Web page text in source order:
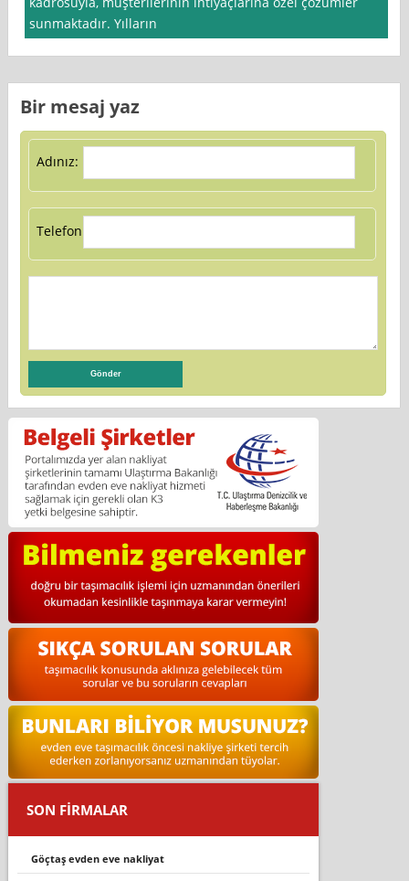
sunmaktadır. Yılların
Bir mesaj yaz
Adınız:
Telefon:
SON FİRMALAR
göçtaş evden eve nakliyat